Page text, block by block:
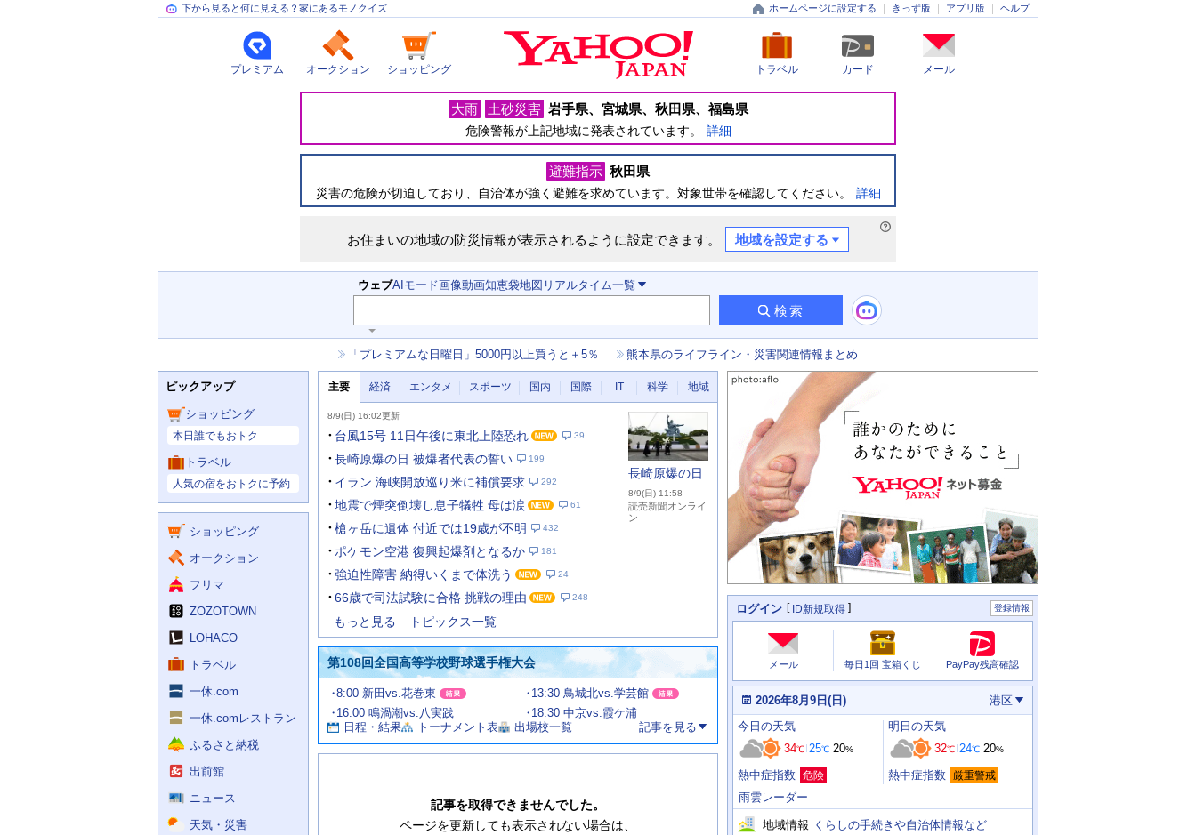
下から見ると何に見える？家にあるモノクイズ ホームページに設定する きっず版 アプリ版 ヘルプ
トラベル カード メール
プレミアム オークション ショッピング
災
大雨 土砂災害 岩手県 宮城県 秋田県 福島県
危険警報が上記地域に発表されています。 詳細
避難指示 秋田県
災害の危険が切迫しており、自治体が強く避難を求めています。対象世帯を確認してください。 詳細
お住まいの地域の防災情報が表示されるように設定できます。 地域を設定する
検
索
ウェブAIモード画像動画知恵袋地図 リアルタイム一覧
検索
ワ
ー
力
補
助
を
開
く
ら
せ
「プレミアムな日曜日」5000円以上買うと＋5％ 熊本県のライフライン・災害関連情報まとめ
ピックアップ
ショッピング
本日誰でもおトク
トラベル
人気の宿をおトクに予約
主
サ
ビ
ショッピング
オークション
フリマ
ZOZOTOWN
LOHACO
トラベル
一休.com
一休.comレストラン
ふるさと納税
出前館
ニュース
天気・災害
ュ
ス
主要 経済 エンタメ スポーツ 国内 国際 IT 科学 地域
要
ニ
ー
8/9(日) 16:02更新
台風15号 11日午後に東北上陸恐れ 39
長崎原爆の日 被爆者代表の誓い 199
イラン 海峡開放巡り米に補償要求 292
地震で煙突倒壊し息子犠牲 母は涙 61
槍ヶ岳に遺体 付近では19歳が不明 432
ポケモン空港 復興起爆剤となるか 181
強迫性障害 納得いくまで体洗う 24
66歳で司法試験に合格 挑戦の理由 248
長崎原爆の日
8/9(日) 11:58
読売新聞オンライ
ン
もっと見る トピックス一覧
第108回全国高等学校野球選手権大会
試
合
情
報
8:00 新田vs.花巻東
13:30 鳥城北vs.学芸館
16:00 鳴渦潮vs.八実践
18:30 中京vs.霞ケ浦
日程・結果
トーナメント表 出場校一覧 記事を見る
お
す
記事を取得できませんでした。
ページを更新しても表示されない場合は、
個
人
情
報
ログイン ID新規取得 登録情報
あ
た
の
ス
ス
メール 毎日1回 宝箱くじ PayPay残高確認
本
日
の
天
気
運
情
報
2026年8月9日(日) 港区
今
日
明
日
の
天
気
今日 の天気
34℃ 25℃ 20%
熱中症指数 危険
明日 の天気
32℃ 24℃ 20%
熱中症指数 厳重警戒
雨雲レーダー
地域情報 くらしの手続きや自治体情報など